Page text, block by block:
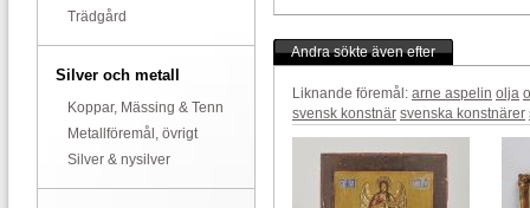
Trädgård
Silver och metall
Koppar, Mässing & Tenn
Metallföremål, övrigt
Silver & nysilver
Andra sökte även efter
Liknande föremål: arne aspelin olja
svensk konstnär svenska konstnärer